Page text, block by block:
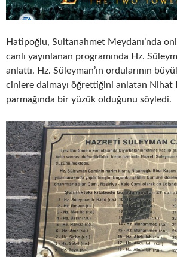
Hatipoğlu, Sultanahmet Meydanı’nda
canlı yayınlanan programında Hz.
anlattı. Hz. Süleyman’ın ordularının
cinlere dalmayı öğrettiğini anlatan Nihat
parmağında bir yüzük olduğunu söyledi.